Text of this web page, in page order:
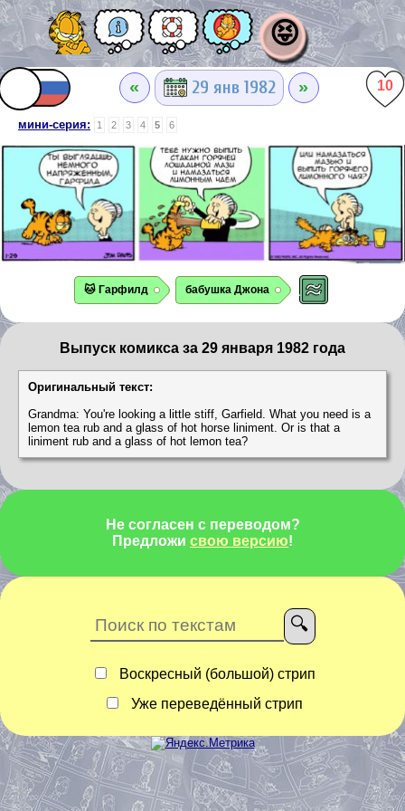
😝
« 29 янв 1982 » 10
мини-серия: 1 2 3 4 5 6
🐱 Гарфилд бабушка Джона
Выпуск комикса за 29 января 1982 года
Оригинальный текст:
Grandma: You're looking a little stiff, Garfield. What you need is a
lemon tea rub and a glass of hot horse liniment. Or is that a
liniment rub and a glass of hot lemon tea?
Не согласен с переводом?
Предложи свою версию!
Воскресный (большой) стрип
Уже переведённый стрип